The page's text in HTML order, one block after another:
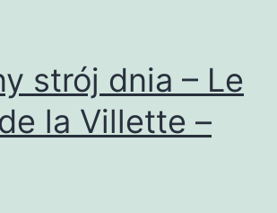
strój dnia – Le
la Villette –